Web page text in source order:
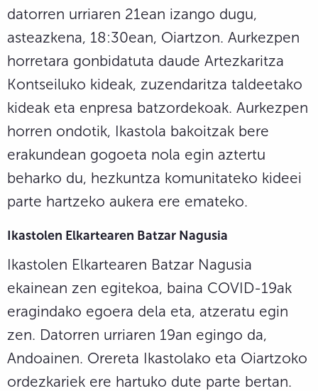
datorren urriaren 21ean izango dugu,
asteazkena, 18:30ean, Oiartzon. Aurkezpen
horretara gonbidatuta daude Artezkaritza
Kontseiluko kideak, zuzendaritza taldeetako
kideak eta enpresa batzordekoak. Aurkezpen
horren ondotik, Ikastola bakoitzak bere
erakundean gogoeta nola egin aztertu
beharko du, hezkuntza komunitateko kideei
parte hartzeko aukera ere emateko.
Ikastolen Elkartearen Batzar Nagusia
Ikastolen Elkartearen Batzar Nagusia
ekainean zen egitekoa, baina COVID-19ak
eragindako egoera dela eta, atzeratu egin
zen. Datorren urriaren 19an egingo da,
Andoainen. Orereta Ikastolako eta Oiartzoko
ordezkariek ere hartuko dute parte bertan.